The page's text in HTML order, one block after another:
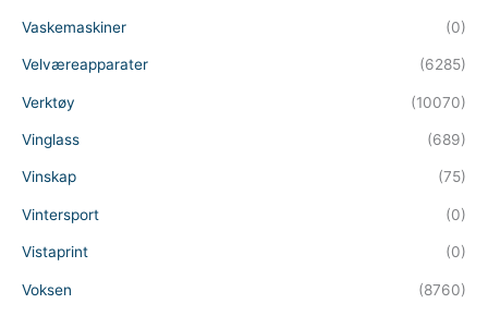
Vaskemaskiner (0)
Velværeapparater (6285)
Verktøy (10070)
Vinglass (689)
Vinskap (75)
Vintersport (0)
Vistaprint (0)
Voksen (8760)